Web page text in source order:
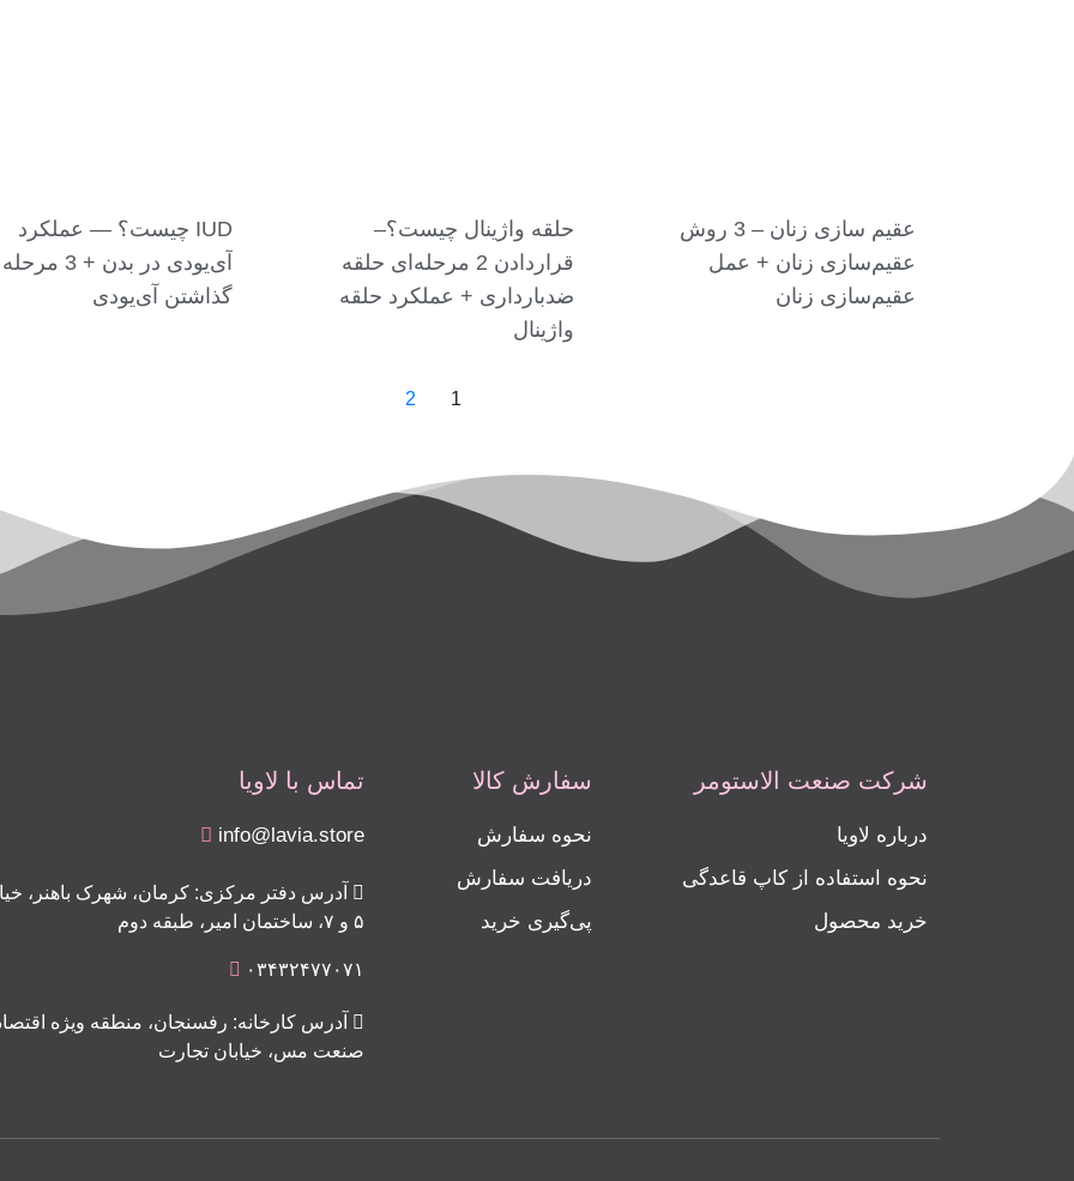
عقیم سازی زنان – 3 روش
عقیم‌سازی زنان + عمل
عقیم‌سازی زنان
حلقه واژینال چیست؟–
قراردادن 2 مرحله‌ای حلقه
ضدبارداری + عملکرد حلقه
واژینال
IUD چیست؟ — عملکرد
آی‌یو‌دی در بدن
گذاشتن آی‌یو‌دی
1
2
شرکت صنعت الاستومر
درباره لاویا
نحوه استفاده از کاپ قاعدگی
خرید محصول
سفارش کالا
نحوه سفارش
دریافت سفارش
پی‌گیری خرید
تماس با لاویا
info@lavia.store
آدرس دفتر مرکزی: کرمان، شهرک باهنر،
۵ و ۷، ساختمان امیر، طبقه دوم
۰۳۴۳۲۴۷۷۰۷۱
آدرس کارخانه: رفسنجان، منطقه ویژه
صنعت مس، خیابان تجارت